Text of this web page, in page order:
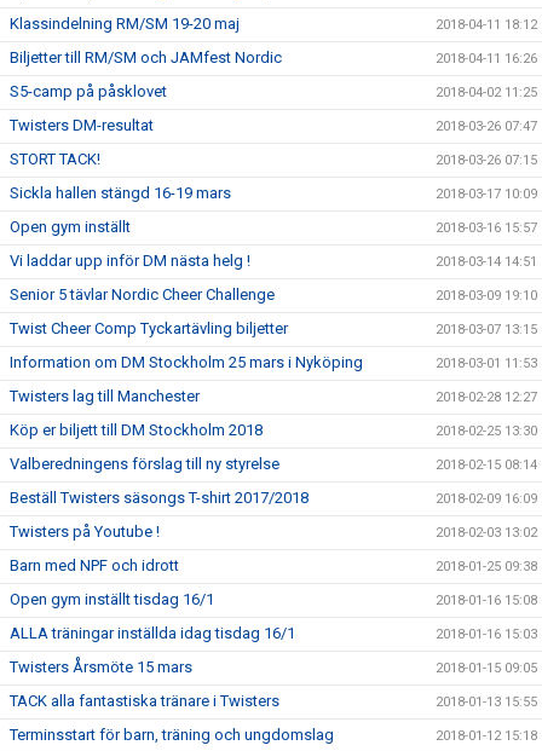
Klassindelning RM/SM 19-20 maj 2018-04-11 18:12
Biljetter till RM/SM och JAMfest Nordic 2018-04-11 16:26
S5-camp på påsklovet 2018-04-02 11:25
Twisters DM-resultat 2018-03-26 07:47
STORT TACK! 2018-03-26 07:15
Sickla hallen stängd 16-19 mars 2018-03-17 10:09
Open gym inställt 2018-03-16 15:57
Vi laddar upp inför DM nästa helg ! 2018-03-14 14:51
Senior 5 tävlar Nordic Cheer Challenge 2018-03-09 19:10
Twist Cheer Comp Tyckartävling biljetter 2018-03-07 13:15
Information om DM Stockholm 25 mars i Nyköping 2018-03-01 11:53
Twisters lag till Manchester 2018-02-28 12:27
Köp er biljett till DM Stockholm 2018 2018-02-25 13:30
Valberedningens förslag till ny styrelse 2018-02-15 08:14
Beställ Twisters säsongs T-shirt 2017/2018 2018-02-09 16:09
Twisters på Youtube ! 2018-02-03 13:02
Barn med NPF och idrott 2018-01-25 09:38
Open gym inställt tisdag 16/1 2018-01-16 15:08
ALLA träningar inställda idag tisdag 16/1 2018-01-16 15:03
Twisters Årsmöte 15 mars 2018-01-15 09:05
TACK alla fantastiska tränare i Twisters 2018-01-13 15:55
Terminsstart för barn, träning och ungdomslag 2018-01-12 15:18